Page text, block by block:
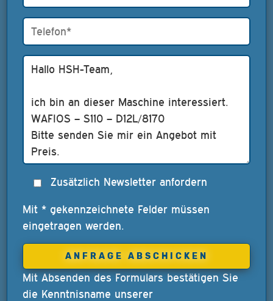
Zusätzlich Newsletter anfordern
Mit * gekennzeichnete Felder müssen
eingetragen werden.
Mit Absenden des Formulars bestätigen Sie
die Kenntnisname unserer